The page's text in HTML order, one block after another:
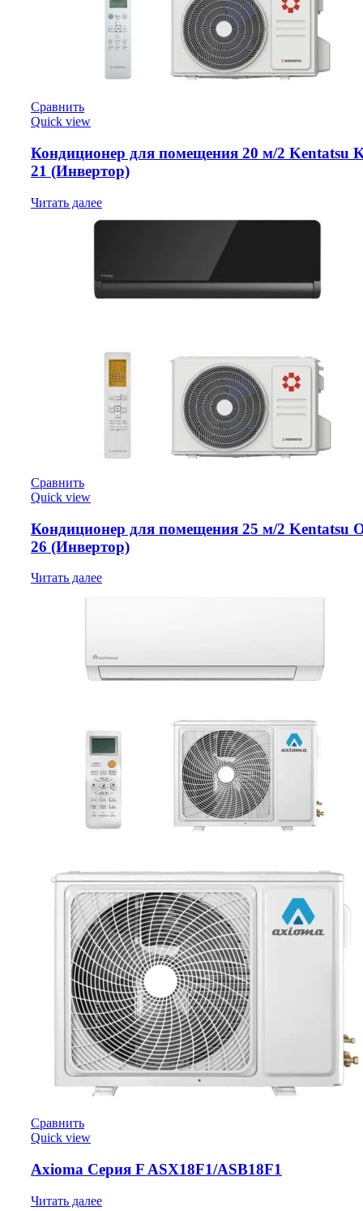
Сравнить
Quick view
Кондиционер для помещения 20 м/2 Kentatsu
21 (Инвертор)
Читать далее
Сравнить
Quick view
Кондиционер для помещения 25 м/2 Kentatsu
26 (Инвертор)
Читать далее
Сравнить
Quick view
Axioma Серия F ASX18F1/ASB18F1
Читать далее